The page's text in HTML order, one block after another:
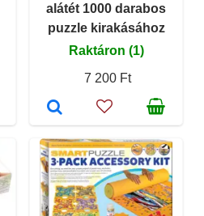
alátét 1000 darabos
puzzle kirakásához
Raktáron (1)
7 200 Ft